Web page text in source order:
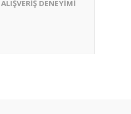
ALIŞVERİŞ DENEYİMİ